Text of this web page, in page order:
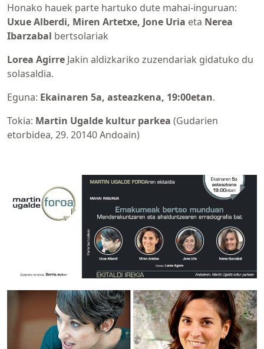
Honako hauek parte hartuko dute mahai-inguruan:
Uxue Alberdi, Miren Artetxe, Jone Uria eta Nerea
Ibarzabal bertsolariak
Lorea Agirre Jakin aldizkariko zuzendariak gidatuko du
solasaldia.
Eguna: Ekainaren 5a, asteazkena, 19:00etan.
Tokia: Martin Ugalde kultur parkea (Gudarien
etorbidea, 29. 20140 Andoain)